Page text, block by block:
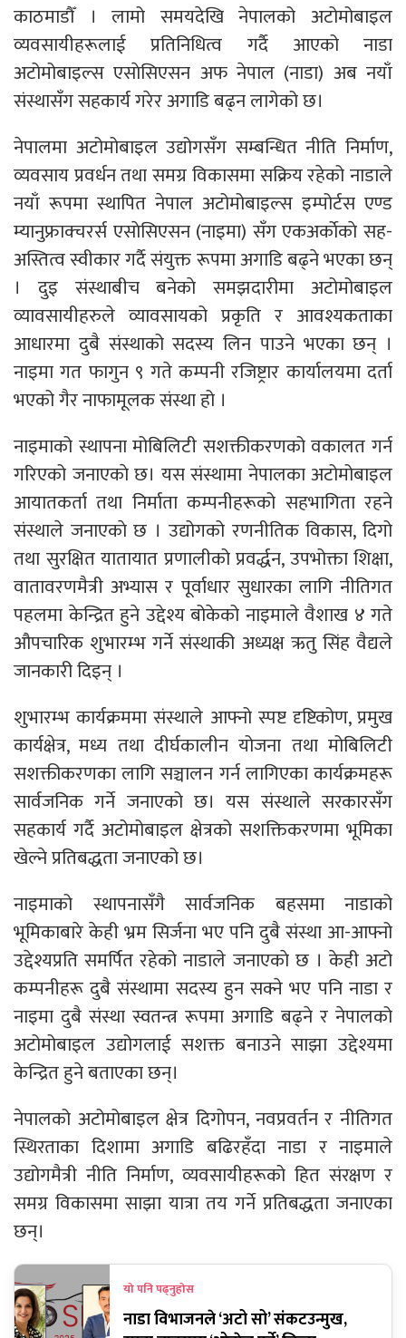
काठमाडाैँ । लामो समयदेखि नेपालको अटोमोबाइल
व्यवसायीहरूलाई प्रतिनिधित्व गर्दै आएको नाडा
अटोमोबाइल्स एसाेसिएसन अफ नेपाल (नाडा) अब नयाँ
संस्थासँग सहकार्य गरेर अगाडि बढ्न लागेको छ।
नेपालमा अटोमोबाइल उद्योगसँग सम्बन्धित नीति निर्माण,
व्यवसाय प्रवर्धन तथा समग्र विकासमा सक्रिय रहेको नाडाले
नयाँ रूपमा स्थापित नेपाल अटोमोबाइल्स इम्पोर्टस एण्ड
म्यानुफ्राक्चरर्स एसाेसिएसन (नाइमा) सँग एकअर्काेकाे सह-
अस्तित्व स्वीकार गर्दै संयुक्त रूपमा अगाडि बढ्ने भएका छन्
। दुइ संस्थाबीच बनेकाे समझदारीमा अटोमोबाइल
व्यावसायीहरुले व्यावसायको प्रकृति र आवश्यकताका
आधारमा दुबै संस्थाको सदस्य लिन पाउने भएका छन् ।
नाइमा गत फागुन ९ गते कम्पनी रजिष्ट्रार कार्यालयमा दर्ता
भएको गैर नाफामूलक संस्था हो ।
नाइमाको स्थापना मोबिलिटी सशक्तीकरणको वकालत गर्न
गरिएको जनाएकाे छ। यस संस्थामा नेपालका अटोमोबाइल
आयातकर्ता तथा निर्माता कम्पनीहरूको सहभागिता रहने
संस्थाले जनाएकाे छ । उद्योगको रणनीतिक विकास, दिगो
तथा सुरक्षित यातायात प्रणालीको प्रवर्द्धन, उपभोक्ता शिक्षा,
वातावरणमैत्री अभ्यास र पूर्वाधार सुधारका लागि नीतिगत
पहलमा केन्द्रित हुने उद्देश्य बोकेको नाइमाले वैशाख ४ गते
औपचारिक शुभारम्भ गर्ने संस्थाकी अध्यक्ष ऋतु सिंह वैद्यले
जानकारी दिइन् ।
शुभारम्भ कार्यक्रममा संस्थाले आफ्नो स्पष्ट दृष्टिकोण, प्रमुख
कार्यक्षेत्र, मध्य तथा दीर्घकालीन योजना तथा मोबिलिटी
सशक्तीकरणका लागि सञ्चालन गर्न लागिएका कार्यक्रमहरू
सार्वजनिक गर्ने जनाएको छ। यस संस्थाले सरकारसँग
सहकार्य गर्दै अटोमोबाइल क्षेत्रको सशक्तिकरणमा भूमिका
खेल्ने प्रतिबद्धता जनाएको छ।
नाइमाको स्थापनासँगै सार्वजनिक बहसमा नाडाको
भूमिकाबारे केही भ्रम सिर्जना भए पनि दुबै संस्था आ-आफ्नो
उद्देश्यप्रति समर्पित रहेको नाडाले जनाएकाे छ । केही अटो
कम्पनीहरू दुबै संस्थामा सदस्य हुन सक्ने भए पनि नाडा र
नाइमा दुबै संस्था स्वतन्त्र रूपमा अगाडि बढ्ने र नेपालको
अटोमोबाइल उद्योगलाई सशक्त बनाउने साझा उद्देश्यमा
केन्द्रित हुने बताएका छन्।
नेपालको अटोमोबाइल क्षेत्र दिगोपन, नवप्रवर्तन र नीतिगत
स्थिरताका दिशामा अगाडि बढिरहँदा नाडा र नाइमाले
उद्योगमैत्री नीति निर्माण, व्यवसायीहरूको हित संरक्षण र
समग्र विकासमा साझा यात्रा तय गर्ने प्रतिबद्धता जनाएका
छन्।
यो पनि पढ्नुहोस
नाडा विभाजनले ‘अटो सो’ संकटउन्मुख,